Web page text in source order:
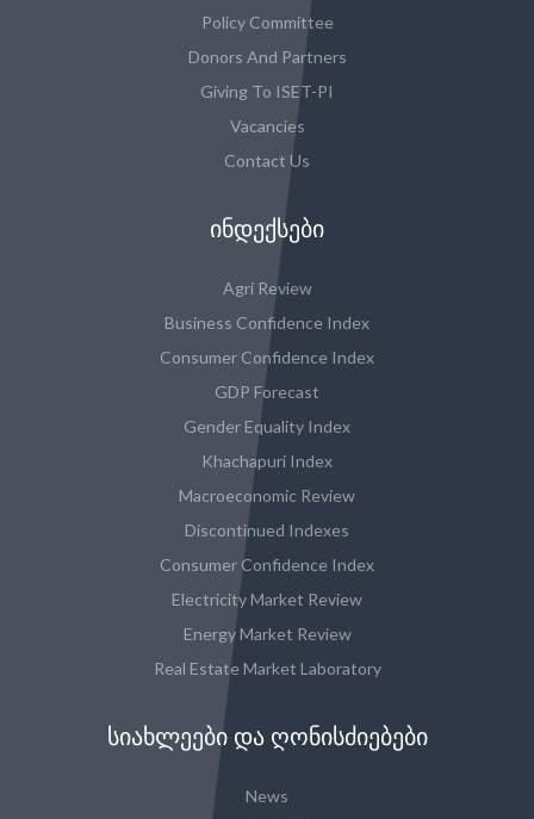
Policy Committee
Donors And Partners
Giving To ISET-PI
Vacancies
Contact Us
ᲘᲜᲓᲔᲥᲡᲔᲑᲘ
Agri Review
Business Confidence Index
Consumer Confidence Index
GDP Forecast
Gender Equality Index
Khachapuri Index
Macroeconomic Review
Discontinued Indexes
Consumer Confidence Index
Electricity Market Review
Energy Market Review
Real Estate Market Laboratory
ᲡᲘᲐᲮᲚᲔᲔᲑᲘ ᲓᲐ ᲦᲝᲜᲘᲡᲫᲘᲔᲑᲔᲑᲘ
News